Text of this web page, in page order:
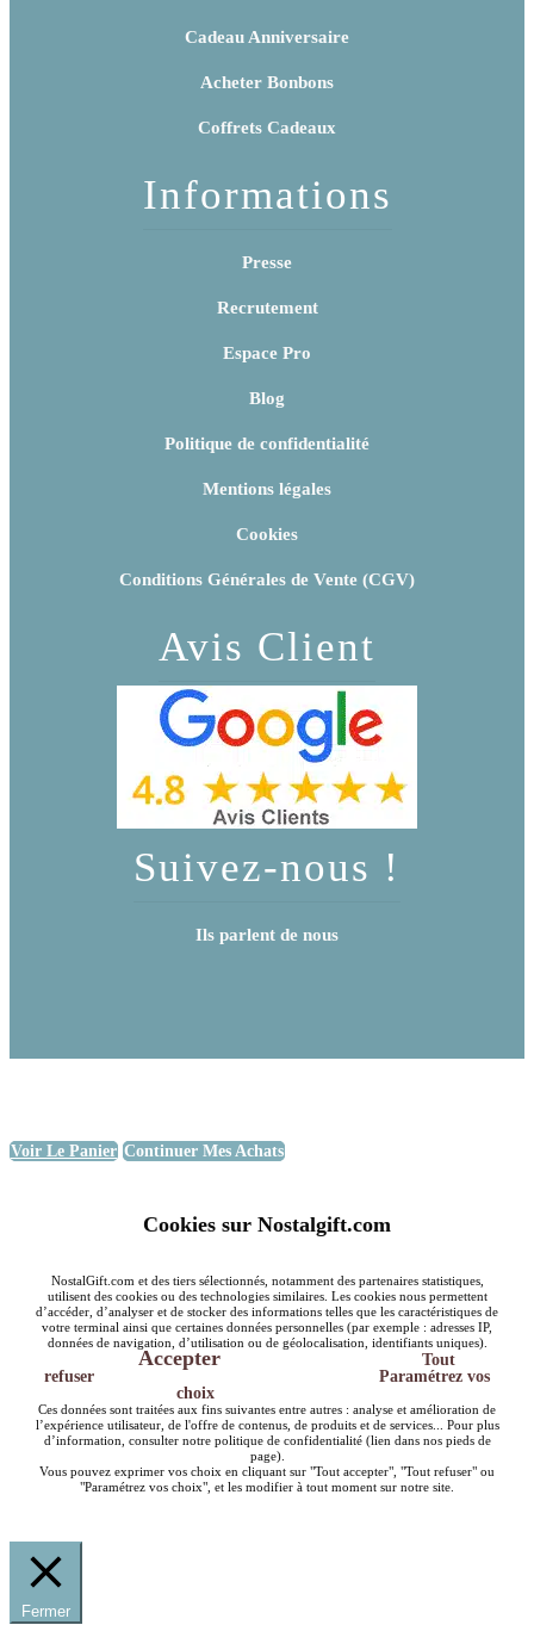
Cadeau Anniversaire
Acheter Bonbons
Coffrets Cadeaux
Informations
Presse
Recrutement
Espace Pro
Blog
Politique de confidentialité
Mentions légales
Cookies
Conditions Générales de Vente (CGV)
Avis Client
Suivez-nous !
Ils parlent de nous
Voir Le Panier Continuer Mes Achats
Cookies sur Nostalgift.com
NostalGift.com et des tiers sélectionnés, notamment des partenaires statistiques,
utilisent des cookies ou des technologies similaires. Les cookies nous permettent
d’accéder, d’analyser et de stocker des informations telles que les caractéristiques de
votre terminal ainsi que certaines données personnelles (par exemple : adresses IP,
données de navigation, d’utilisation ou de géolocalisation, identifiants uniques).
Accepter
Tout
refuser
Paramétrez vos
choix
Ces données sont traitées aux fins suivantes entre autres : analyse et amélioration de
l’expérience utilisateur, de l'offre de contenus, de produits et de services... Pour plus
d’information, consulter notre politique de confidentialité (lien dans nos pieds de
page).
Vous pouvez exprimer vos choix en cliquant sur "Tout accepter", "Tout refuser" ou
"Paramétrez vos choix", et les modifier à tout moment sur notre site.
Fermer